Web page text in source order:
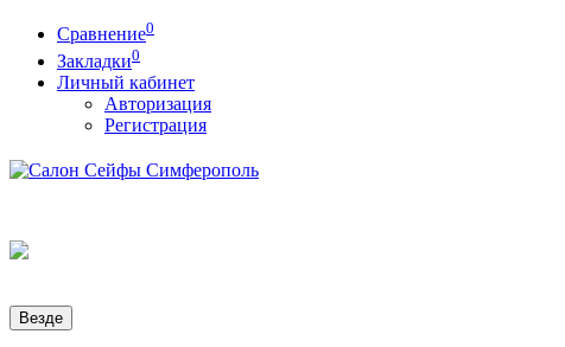
Сравнение0
Закладки0
Личный кабинет
Авторизация
Регистрация
Везде